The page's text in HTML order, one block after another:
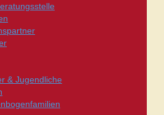
& Jugendliche